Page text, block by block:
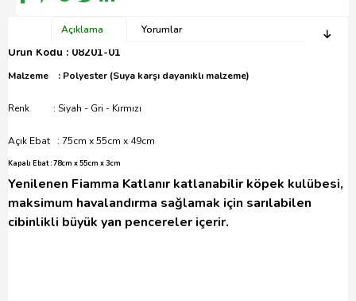
Açıklama Yorumlar
Ürün Kodu : 08201-01
Malzeme : Polyester (Suya karşı dayanıklı malzeme)
Renk : Siyah - Gri - Kırmızı
Açık Ebat : 75cm x 55cm x 49cm
Kapalı Ebat : 78cm x 55cm x 3cm
Yenilenen Fiamma Katlanır katlanabilir köpek kulübesi,
maksimum havalandırma sağlamak için sarılabilen
cibinlikli büyük yan pencereler içerir.